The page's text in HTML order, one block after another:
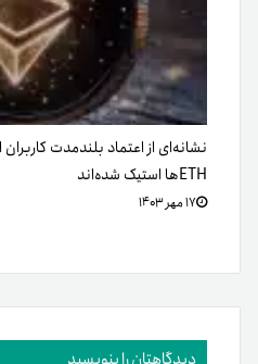
ETHها استیک شده‌اند
۱۷ مهر ۱۴۰۳